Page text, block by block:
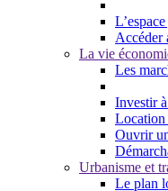
Accéder
La vie
Les
Investir
Location
Ouvrir
Urbanisme et
Le plan